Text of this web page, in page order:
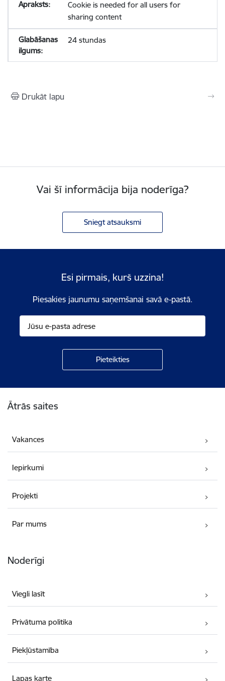
Cookie is needed for all users for
sharing content
24 stundas
Drukāt lapu
Vai šī informācija bija noderīga?
Sniegt atsauksmi
Esi pirmais, kurš uzzina!
Piesakies jaunumu saņemšanai savā e-pastā.
Ātrās saites
Vakances
Iepirkumi
Projekti
Par mums
Noderīgi
Viegli lasīt
Privātuma politika
Piekļūstamība
Lapas karte